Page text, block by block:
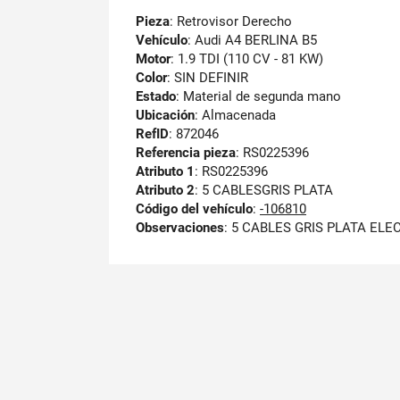
Pieza: Retrovisor Derecho
Vehículo: Audi A4 BERLINA B5
Motor: 1.9 TDI (110 CV - 81 KW)
Color: SIN DEFINIR
Estado: Material de segunda mano
Ubicación: Almacenada
RefID: 872046
Referencia pieza: RS0225396
Atributo 1 : RS0225396
Atributo 2: 5 CABLESGRIS PLATA
Código del vehículo: -106810
Observaciones: 5 CABLES GRIS PLATA